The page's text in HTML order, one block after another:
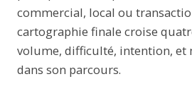
commercial, local ou
cartographie finale croise
volume, difficulté, intention,
dans son parcours.